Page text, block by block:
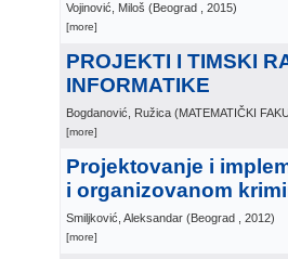
Vojinović, Miloš (Beograd , 2015)
[more]
PROJEKTI I TIMSKI
INFORMATIKE
Bogdanović, Ružica (MATEMATIČKI
[more]
Projektovanje i
i organizovanom
Smiljković, Aleksandar (Beograd , 2012)
[more]